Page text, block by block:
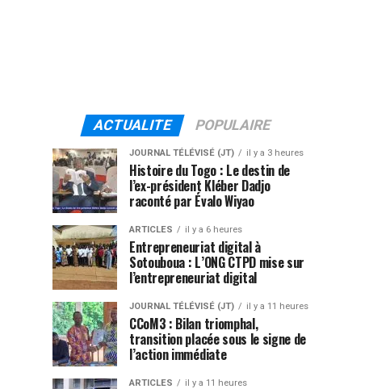
ACTUALITE POPULAIRE
JOURNAL TÉLÉVISÉ (JT) il y a 3 heures
Histoire du Togo : Le destin de
l’ex-président Kléber Dadjo
raconté par Évalo Wiyao
ARTICLES il y a 6 heures
Entrepreneuriat digital à
Sotouboua : L’ONG CTPD mise sur
l’entrepreneuriat digital
JOURNAL TÉLÉVISÉ (JT) il y a 11 heures
CCoM3 : Bilan triomphal,
transition placée sous le signe de
l’action immédiate
ARTICLES il y a 11 heures